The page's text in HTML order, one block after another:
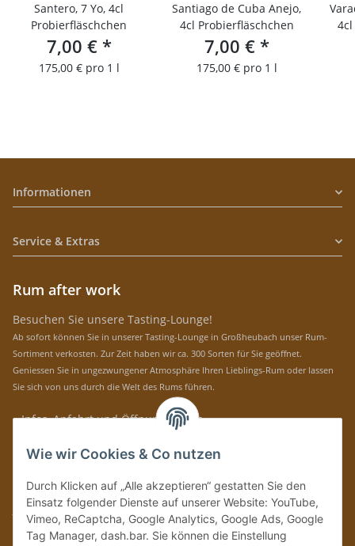
Santero, 7 Yo, 4cl
Probierfläschchen
7,00 € *
175,00 € pro 1 l
Santiago de Cuba Anejo,
4cl Probierfläschchen
7,00 € *
175,00 € pro 1 l
Informationen
Service & Extras
Rum after work
Besuchen Sie unsere Tasting-Lounge!
Ab sofort können Sie in unserer Tasting-Lounge in Großheubach unser Rum-
Sortiment verkosten. Zur Zeit haben wir ca. 300 Sorten für Sie geöffnet.
Geniessen Sie in ungezwungener Atmosphäre Ihren Lieblings-Rum oder lassen
Sie sich von uns durch die Welt des Rums führen.
» Infos, Anfahrt und Öffnungszeiten
Immer auf dem Laufenden mit unseren aktuellen Rum-News!
Bitte senden Sie mir entsprechend IhrerDatenschutzerklärung
regelmäßig und
jederzeit widerruflich Informationen zu Ihrem Produktsortiment per E-Mail zu.
Wie wir Cookies & Co nutzen
Durch Klicken auf „Alle akzeptieren“ gestatten Sie den
Einsatz folgender Dienste auf unserer Website: YouTube,
Vimeo, ReCaptcha, Google Analytics, Google Ads, Google
Tag Manager, dash.bar. Sie können die Einstellung